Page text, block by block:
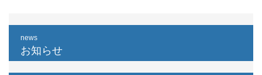
news
お知らせ